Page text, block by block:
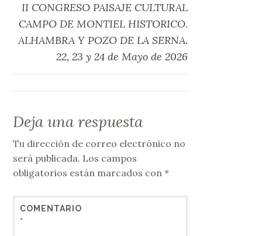
II CONGRESO PAISAJE CULTURAL
CAMPO DE MONTIEL HISTORICO.
ALHAMBRA Y POZO DE LA SERNA.
22, 23 y 24 de Mayo de 2026
Deja una respuesta
Tu dirección de correo electrónico no
será publicada. Los campos
obligatorios están marcados con*
COMENTARIO
*